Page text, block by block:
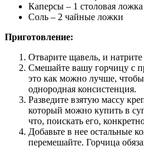
Каперсы – 1 столовая ложка
Соль – 2 чайные ложки
Приготовление:
Отварите щавель, и натрите
Смешайте вашу горчицу с
это как можно лучше, чтобы
однородная консистенция.
Разведите взятую массу
который можно купить в
что, поискать его,
Добавьте в нее остальные
перемешайте. Горчица